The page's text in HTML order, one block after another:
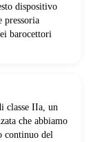
dispositivo
barocettori
classe IIa, un
che abbiamo
continuo del